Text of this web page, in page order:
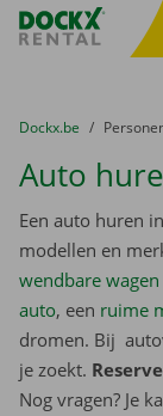
Fratello DEMO
U bevindt zich hier:
van
Dockx.be naar
Auto
Een auto huren
modellen en
wendbare wagen
auto, een ruime
dromen. Bij
je zoekt.
Nog vragen? Je